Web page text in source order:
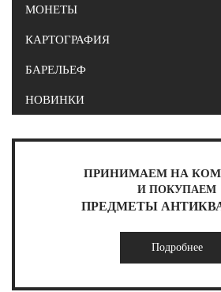
МОНЕТЫ
КАРТОГРАФИЯ
БАРЕЛЬЕФ
НОВИНКИ
ПРИНИМАЕМ НА
И ПОКУПАЕМ
ПРЕДМЕТЫ
Подробнее